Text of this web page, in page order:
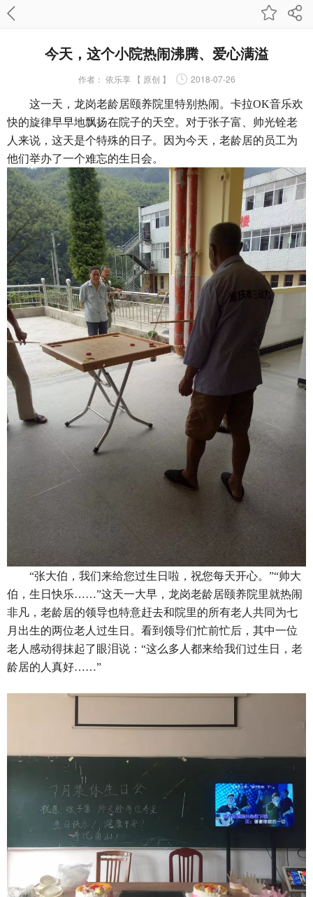
今天，这个小院热闹沸腾、爱心满溢
作者： 依乐享 【 原创 】 2018-07-26
这一天，龙岗老龄居颐养院里特别热闹。卡拉OK音乐欢
快的旋律早早地飘扬在院子的天空。对于张子富、帅光铨老
人来说，这天是个特殊的日子。因为今天，老龄居的员工为
他们举办了一个难忘的生日会。
“张大伯，我们来给您过生日啦，祝您每天开心。”“帅大
伯，生日快乐……”这天一大早，龙岗老龄居颐养院里就热闹
非凡，老龄居的领导也特意赶去和院里的所有老人共同为七
月出生的两位老人过生日。看到领导们忙前忙后，其中一位
老人感动得抹起了眼泪说：“这么多人都来给我们过生日，老
龄居的人真好……”